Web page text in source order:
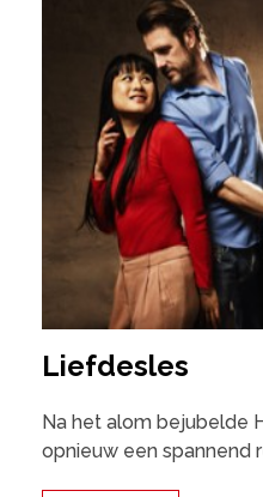
Liefdesles
Na het alom bejubelde
opnieuw een spannend